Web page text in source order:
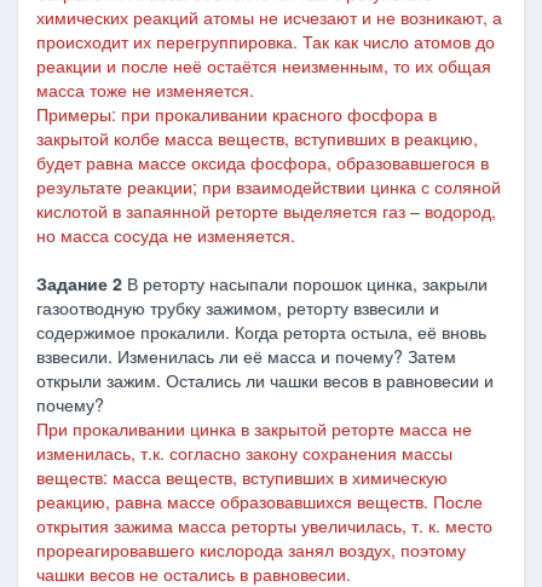
химических реакций атомы не исчезают и не возникают, а
происходит их перегруппировка. Так как число атомов до
реакции и после неё остаётся неизменным, то их общая
масса тоже не изменяется.
Примеры: при прокаливании красного фосфора в
закрытой колбе масса веществ, вступивших в реакцию,
будет равна массе оксида фосфора, образовавшегося в
результате реакции; при взаимодействии цинка с соляной
кислотой в запаянной реторте выделяется газ – водород,
но масса сосуда не изменяется.
Задание 2 В реторту насыпали порошок цинка, закрыли
газоотводную трубку зажимом, реторту взвесили и
содержимое прокалили. Когда реторта остыла, её вновь
взвесили. Изменилась ли её масса и почему? Затем
открыли зажим. Остались ли чашки весов в равновесии и
почему?
При прокаливании цинка в закрытой реторте масса не
изменилась, т.к. согласно закону сохранения массы
веществ: масса веществ, вступивших в химическую
реакцию, равна массе образовавшихся веществ. После
открытия зажима масса реторты увеличилась, т. к. место
прореагировавшего кислорода занял воздух, поэтому
чашки весов не остались в равновесии.